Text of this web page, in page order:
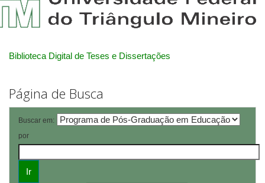
Biblioteca Digital de Teses e Dissertações
Página de Busca
Buscar em:
por